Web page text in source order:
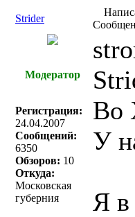
Strider
Модератор
Регистрация:
24.04.2007
Сообщений:
6350
Обзоров: 10
Откуда:
Московская
губерния
Во
У
Я в